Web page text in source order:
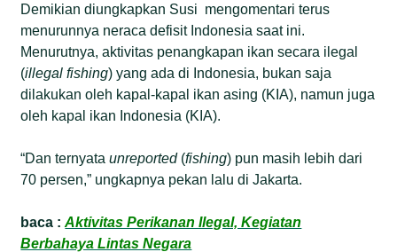
Demikian diungkapkan Susi mengomentari terus
menurunnya neraca defisit Indonesia saat ini.
Menurutnya, aktivitas penangkapan ikan secara ilegal
(illegal fishing) yang ada di Indonesia, bukan saja
dilakukan oleh kapal-kapal ikan asing (KIA), namun juga
oleh kapal ikan Indonesia (KIA).
“Dan ternyataunreported(fishing) pun masih lebih dari
70 persen,” ungkapnya pekan lalu di Jakarta.
baca :Aktivitas Perikanan Ilegal, Kegiatan
Berbahaya Lintas Negara